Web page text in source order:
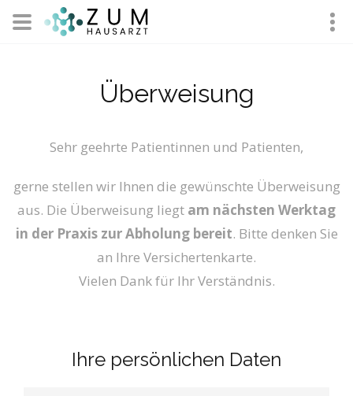
Überweisung
Sehr geehrte Patientinnen und Patienten,
gerne stellen wir Ihnen die gewünschte Überweisung
aus. Die Überweisung liegt am nächsten Werktag
in der Praxis zur Abholung bereit. Bitte denken Sie
an Ihre Versichertenkarte.
Vielen Dank für Ihr Verständnis.
Ihre persönlichen Daten